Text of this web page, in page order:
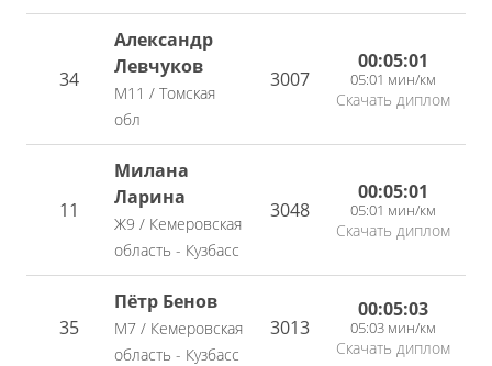
34
Александр
Левчуков
М11 / Томская
обл
3007
00:05:01
05:01 мин/км
Скачать диплом
11
Милана
Ларина
Ж9 / Кемеровская
область - Кузбасс
3048
00:05:01
05:01 мин/км
Скачать диплом
35
Пётр Бенов
М7 / Кемеровская
область - Кузбасс
3013
00:05:03
05:03 мин/км
Скачать диплом